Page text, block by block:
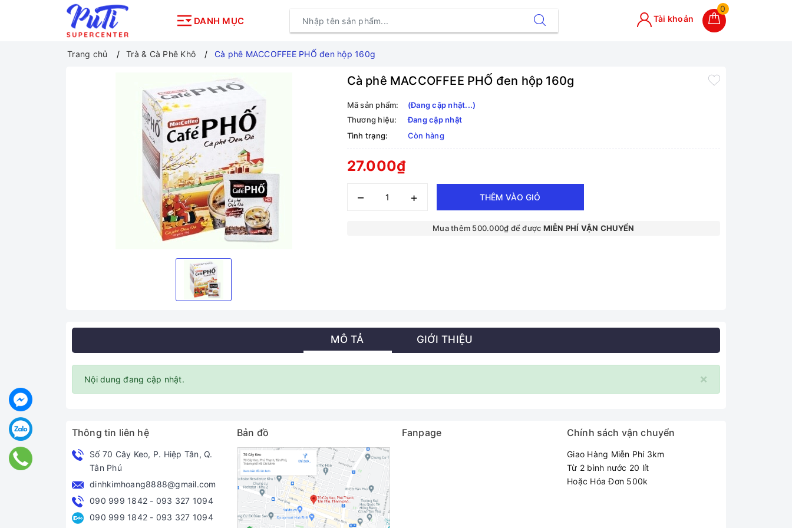
DANH MỤC
0
Tài khoản
Trang chủ Trà & Cà Phê Khô Cà phê MACCOFFEE PHỐ đen hộp 160g
Cà phê MACCOFFEE PHỐ đen hộp 160g
Mã sản phẩm:
(Đang cập nhật...)
Thương hiệu:
Đang cập nhật
Tình trạng:
Còn hàng
27.000₫
– + THÊM VÀO GIỎ
Mua thêm 500.000₫ để được MIỄN PHÍ VẬN CHUYỂN
MÔ TẢ GIỚI THIỆU
×
Nội dung đang cập nhật.
Thông tin liên hệ
Số 70 Cây Keo, P. Hiệp Tân, Q.
Tân Phú
dinhkimhoang8888@gmail.com
090 999 1842 - 093 327 1094
090 999 1842 - 093 327 1094
Bản đồ Fanpage Chính sách vận chuyển
Giao Hàng Miễn Phí 3km
Từ 2 bình nước 20 lít
Hoặc Hóa Đơn 500k